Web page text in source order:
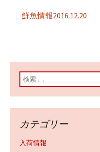
鮮魚情報2016.12.20
検索:
カテゴリー
入荷情報